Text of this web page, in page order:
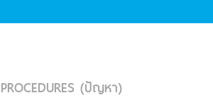
PROCEDURES (ปัญหา)